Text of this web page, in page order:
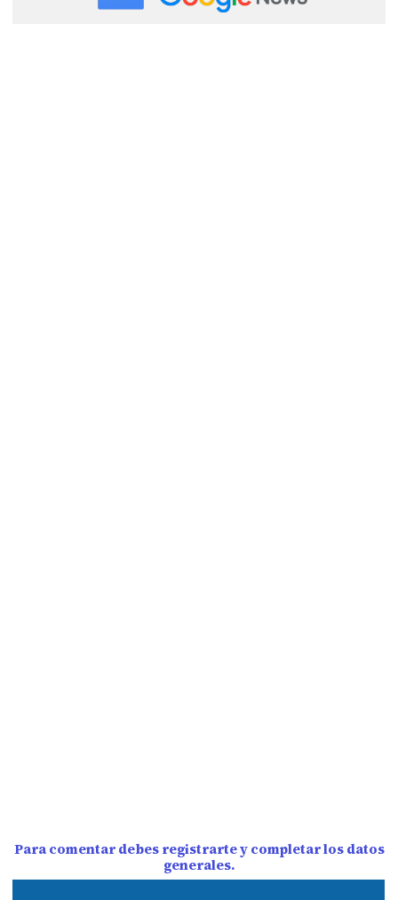
Para comentar debes registrarte y completar los datos
generales.